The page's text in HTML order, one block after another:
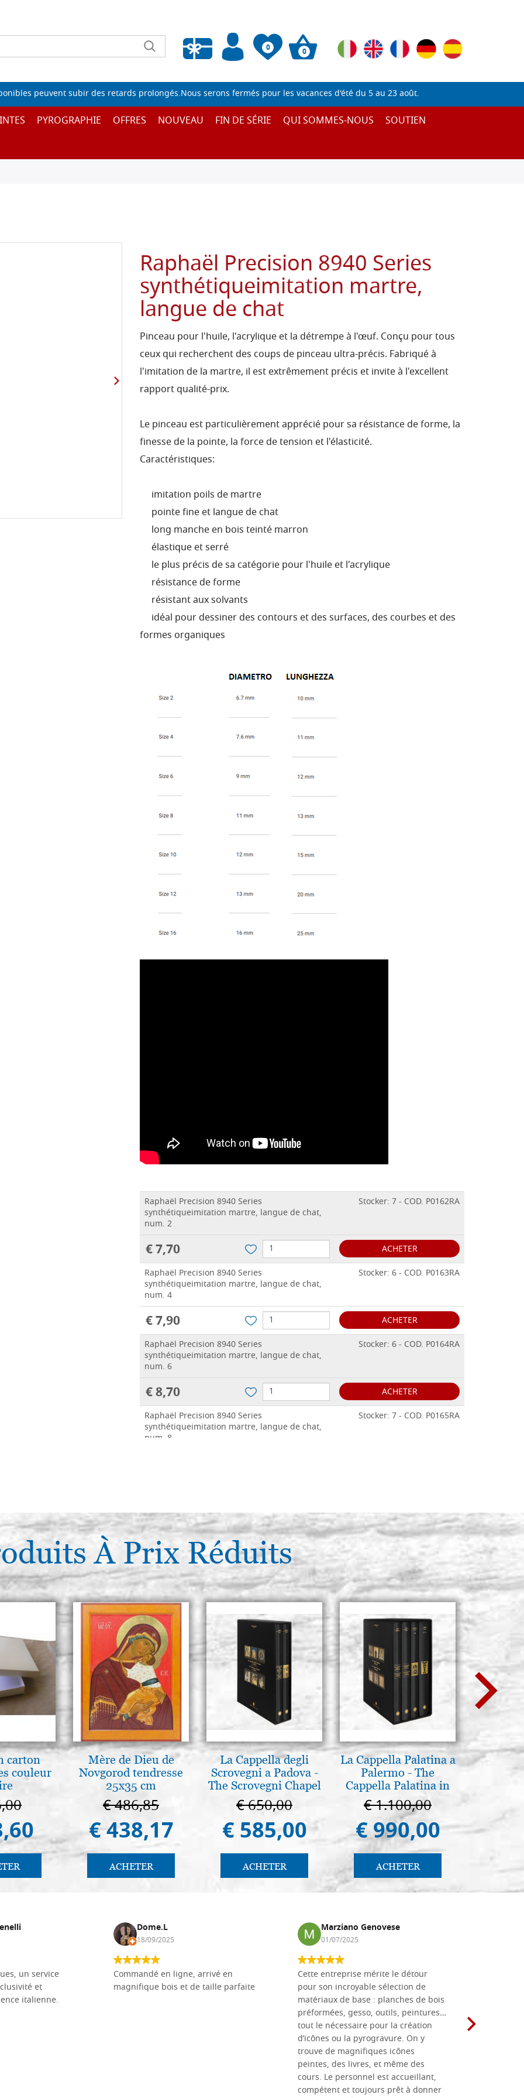
0
Liste de souhaits vide
0
peuvent subir des retards prolongés.Nous serons fermés pour les vacances d'été du 5 au 23 août.
PYROGRAPHIE OFFRES NOUVEAU FIN DE SÉRIE QUI SOMMES-NOUS SOUTIEN
Raphaël Precision 8940 Series
synthétiqueimitation martre,
langue de chat
Pinceau pour l'huile, l'acrylique et la détrempe à l'œuf. Conçu pour tous
ceux qui recherchent des coups de pinceau ultra-précis. Fabriqué à
l'imitation de la martre, il est extrêmement précis et invite à l'excellent
rapport qualité-prix.
Le pinceau est particulièrement apprécié pour sa résistance de forme, la
finesse de la pointe, la force de tension et l'élasticité.
Caractéristiques:
imitation poils de martre
pointe fine et langue de chat
long manche en bois teinté marron
élastique et serré
le plus précis de sa catégorie pour l'huile et l'acrylique
résistance de forme
résistant aux solvants
idéal pour dessiner des contours et des surfaces, des courbes et des
formes organiques
Raphaël Precision 8940 Series
synthétiqueimitation martre, langue de chat,
num. 2
Stocker: 7 - COD. P0162RA
€ 7,70
ACHETER
Raphaël Precision 8940 Series
synthétiqueimitation martre, langue de chat,
num. 4
Stocker: 6 - COD. P0163RA
€ 7,90
ACHETER
Raphaël Precision 8940 Series
synthétiqueimitation martre, langue de chat,
num. 6
Stocker: 6 - COD. P0164RA
€ 8,70
ACHETER
Raphaël Precision 8940 Series
synthétiqueimitation martre, langue de chat,
num. 8
Stocker: 7 - COD. P0165RA
num. 10
€ 11,70
ACHETER
Raphaël Precision 8940 Series
synthétiqueimitation martre, langue de chat,
num. 12
Stocker: 8 - COD. P0167RA
€ 12,00
ACHETER
Raphaël Precision 8940 Series
synthétiqueimitation martre, langue de chat,
num. 16
Stocker: 12 - COD. P0168RA
€ 13,00 ACHETER
À Prix Réduits
carton
couleur
Mère de Dieu de
Novgorod tendresse
25x35 cm
€ 486,85
€ 438,17
ACHETER
La Cappella degli
Scrovegni a Padova -
The Scrovegni Chapel
in Padua
€ 650,00
€ 585,00
ACHETER
La Cappella Palatina a
Palermo - The
Cappella Palatina in
Palermo
€ 1.100,00
€ 990,00
ACHETER
Luce
€
€
un service
et
italienne.
Dome.L
18/09/2025
Commandé en ligne, arrivé en
magnifique bois et de taille parfaite
Marziano Genovese
01/07/2025
Cette entreprise mérite le détour
pour son incroyable sélection de
matériaux de base : planches de bois
préformées, gesso, outils, peintures…
tout le nécessaire pour la création
d’icônes ou la pyrogravure. On y
trouve de magnifiques icônes
peintes, des livres, et même des
cours. Le personnel est accueillant,
compétent et toujours prêt à donner